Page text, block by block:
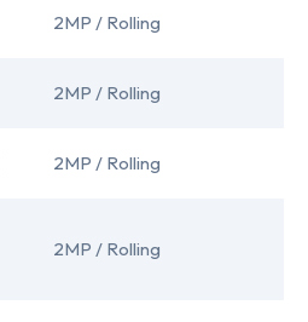
2MP / Rolling
2MP / Rolling
2MP / Rolling
2MP / Rolling